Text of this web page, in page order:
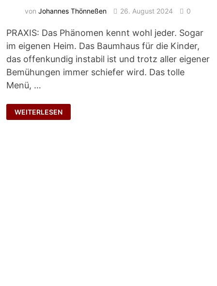
vonJohannes Thönneßen 26. August 2024 0
PRAXIS: Das Phänomen kennt wohl jeder. Sogar
im eigenen Heim. Das Baumhaus für die Kinder,
das offenkundig instabil ist und trotz aller eigener
Bemühungen immer schiefer wird. Das tolle
Menü, …
DIE
FALLE
DER
WEITERLESEN